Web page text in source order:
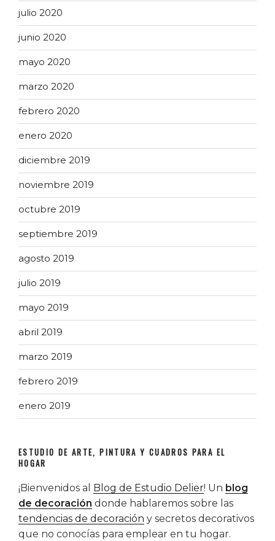
julio 2020
junio 2020
mayo 2020
marzo 2020
febrero 2020
enero 2020
diciembre 2019
noviembre 2019
octubre 2019
septiembre 2019
agosto 2019
julio 2019
mayo 2019
abril 2019
marzo 2019
febrero 2019
enero 2019
ESTUDIO DE ARTE, PINTURA Y CUADROS PARA EL
HOGAR
¡Bienvenidos al Blog de Estudio Delier! Un blog
de decoración donde hablaremos sobre las
tendencias de decoración y secretos decorativos
que no conocías para emplear en tu hogar.